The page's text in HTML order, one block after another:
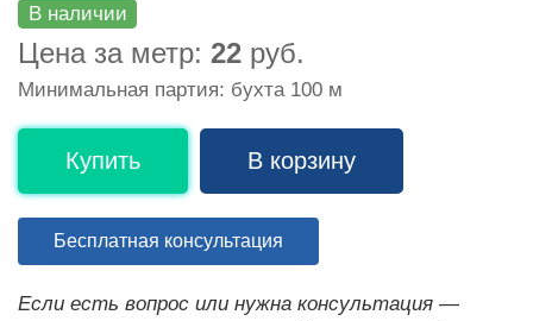
В наличии
Цена за метр: 22 руб.
Минимальная партия: бухта 100 м
Купить В корзину
Бесплатная консультация
Если есть вопрос или нужна консультация —